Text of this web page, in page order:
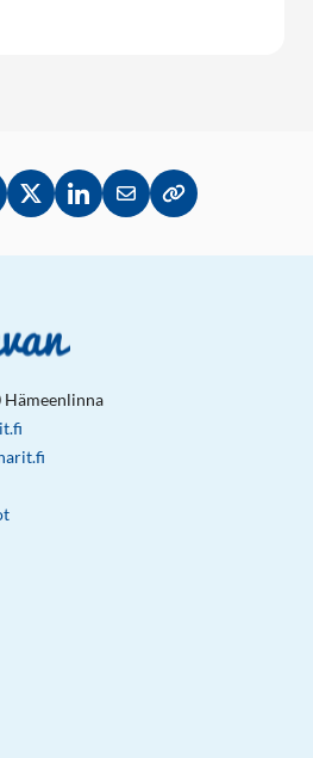
Facebookissa
Jaa Twitterissä
Jaa LinkedInissä
Jaa sähköpostitse
Kopioi linkki